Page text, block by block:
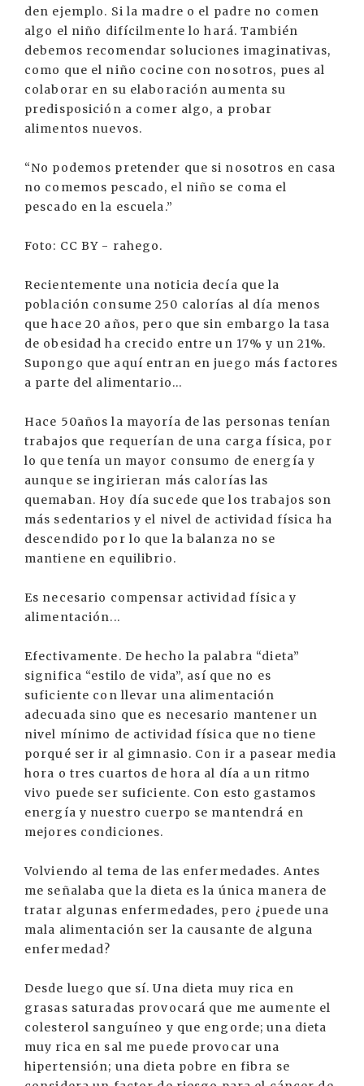
den ejemplo. Si la madre o el padre no comen
algo el niño difícilmente lo hará. También
debemos recomendar soluciones imaginativas,
como que el niño cocine con nosotros, pues al
colaborar en su elaboración aumenta su
predisposición a comer algo, a probar
alimentos nuevos.
“No podemos pretender que si nosotros en casa
no comemos pescado, el niño se coma el
pescado en la escuela.”
Foto: CC BY - rahego.
Recientemente una noticia decía que la
población consume 250 calorías al día menos
que hace 20 años, pero que sin embargo la tasa
de obesidad ha crecido entre un 17% y un 21%.
Supongo que aquí entran en juego más factores
a parte del alimentario...
Hace 50años la mayoría de las personas tenían
trabajos que requerían de una carga física, por
lo que tenía un mayor consumo de energía y
aunque se ingirieran más calorías las
quemaban. Hoy día sucede que los trabajos son
más sedentarios y el nivel de actividad física ha
descendido por lo que la balanza no se
mantiene en equilibrio.
Es necesario compensar actividad física y
alimentación...
Efectivamente. De hecho la palabra “dieta”
significa “estilo de vida”, así que no es
suficiente con llevar una alimentación
adecuada sino que es necesario mantener un
nivel mínimo de actividad física que no tiene
porqué ser ir al gimnasio. Con ir a pasear media
hora o tres cuartos de hora al día a un ritmo
vivo puede ser suficiente. Con esto gastamos
energía y nuestro cuerpo se mantendrá en
mejores condiciones.
Volviendo al tema de las enfermedades. Antes
me señalaba que la dieta es la única manera de
tratar algunas enfermedades, pero ¿puede una
mala alimentación ser la causante de alguna
enfermedad?
Desde luego que sí. Una dieta muy rica en
grasas saturadas provocará que me aumente el
colesterol sanguíneo y que engorde; una dieta
muy rica en sal me puede provocar una
hipertensión; una dieta pobre en fibra se